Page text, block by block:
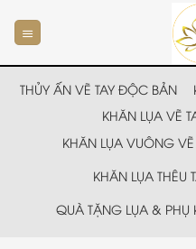
đến
nội
dung
THỦY ẤN VẼ TAY ĐỘC BẢN
KHĂN LỤA VẼ
KHĂN LỤA VUÔNG VẼ
KHĂN LỤA THÊU
QUÀ TẶNG LỤA & PHỤ